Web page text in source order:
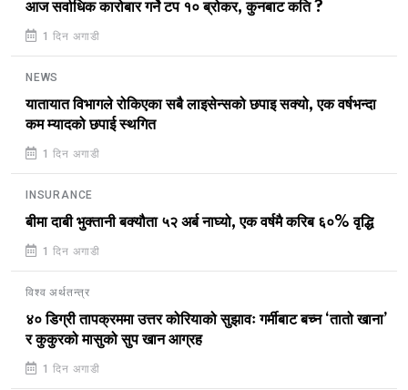
आज सर्वाधिक कारोबार गर्ने टप १० ब्रोकर, कुनबाट कति ?
1 दिन अगाडी
NEWS
यातायात विभागले रोकिएका सबै लाइसेन्सको छपाइ सक्यो, एक वर्षभन्दा
कम म्यादको छपाई स्थगित
1 दिन अगाडी
INSURANCE
बीमा दाबी भुक्तानी बक्यौता ५२ अर्ब नाघ्यो, एक वर्षमै करिब ६०% वृद्धि
1 दिन अगाडी
विश्व अर्थतन्त्र
४० डिग्री तापक्रममा उत्तर कोरियाको सुझावः गर्मीबाट बच्न ‘तातो खाना’
र कुकुरको मासुको सुप खान आग्रह
1 दिन अगाडी